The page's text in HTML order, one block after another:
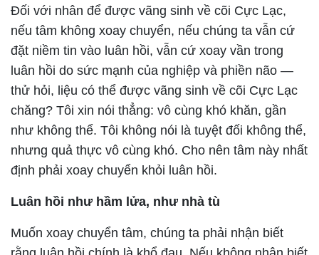
Đối với nhân để được vãng sinh về cõi Cực Lạc,
nếu tâm không xoay chuyển, nếu chúng ta vẫn cứ
đặt niềm tin vào luân hồi, vẫn cứ xoay vần trong
luân hồi do sức mạnh của nghiệp và phiền não —
thử hỏi, liệu có thể được vãng sinh về cõi Cực Lạc
chăng? Tôi xin nói thẳng: vô cùng khó khăn, gần
như không thể. Tôi không nói là tuyệt đối không thể,
nhưng quả thực vô cùng khó. Cho nên tâm này nhất
định phải xoay chuyển khỏi luân hồi.
Luân hồi như hầm lửa, như nhà tù
Muốn xoay chuyển tâm, chúng ta phải nhận biết